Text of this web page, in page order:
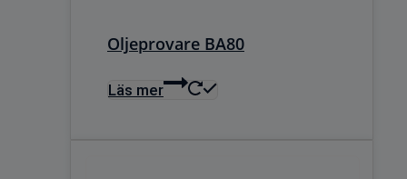
Oljeprovare BA80
Läs mer